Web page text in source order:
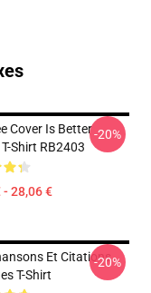
Cover Is Better
Shirt RB2403
- 28,06 €
-20%
Et Citations
T-Shirt
-20%